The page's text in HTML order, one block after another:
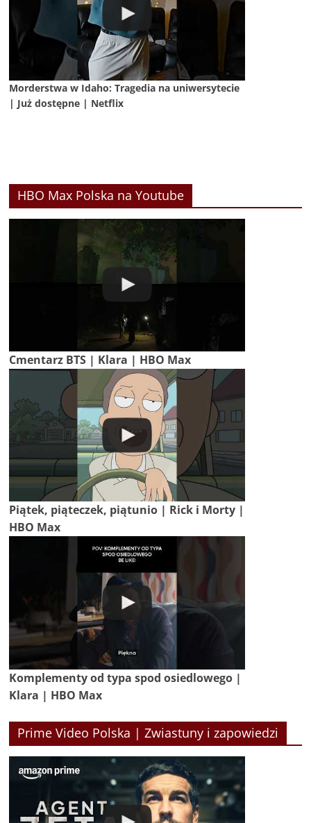
Morderstwa w Idaho: Tragedia na uniwersytecie
| Już dostępne | Netflix
HBO Max Polska na Youtube
Cmentarz BTS | Klara | HBO Max
Piątek, piąteczek, piątunio | Rick i Morty |
HBO Max
Komplementy od typa spod osiedlowego |
Klara | HBO Max
Prime Video Polska | Zwiastuny i zapowiedzi